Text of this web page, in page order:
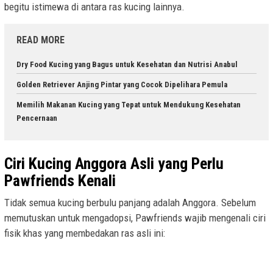
begitu istimewa di antara ras kucing lainnya.
READ MORE
Dry Food Kucing yang Bagus untuk Kesehatan dan Nutrisi Anabul
Golden Retriever Anjing Pintar yang Cocok Dipelihara Pemula
Memilih Makanan Kucing yang Tepat untuk Mendukung Kesehatan
Pencernaan
Ciri Kucing Anggora Asli yang Perlu
Pawfriends Kenali
Tidak semua kucing berbulu panjang adalah Anggora. Sebelum
memutuskan untuk mengadopsi, Pawfriends wajib mengenali ciri
fisik khas yang membedakan ras asli ini: